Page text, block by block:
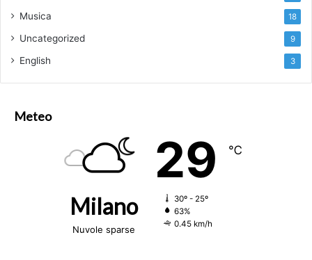
Musica 18
Uncategorized 9
English 3
Meteo
Milano
Nuvole sparse
29 ℃
30º - 25º
63%
0.45 km/h